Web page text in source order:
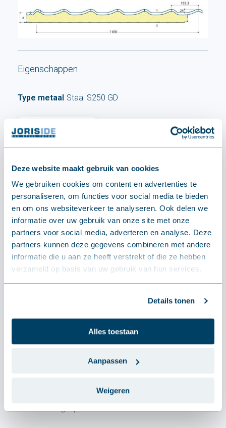
Deze website maakt gebruik van cookies
We gebruiken cookies om content en advertenties te
personaliseren, om functies voor social media te bieden
en om ons websiteverkeer te analyseren. Ook delen we
informatie over uw gebruik van onze site met onze
partners voor social media, adverteren en analyse. Deze
partners kunnen deze gegevens combineren met andere
informatie die u aan ze heeft verstrekt of die ze hebben
verzameld op basis van uw gebruik van hun services.
Details tonen
Alles toestaan
Aanpassen
Weigeren
Eigenschappen
Type metaal Staal S250 GD
gebouwen: dakpannen, algemene bekleding,
enz.
Isolatie
Kern Polyisocyanuraat (PIR)
B-s2,d0